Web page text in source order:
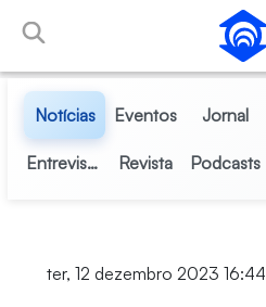
Pular para o Conteúdo principal
Notícias Eventos Jornal
Entrevistas Revista Podcasts
ter, 12 dezembro 2023 16:44